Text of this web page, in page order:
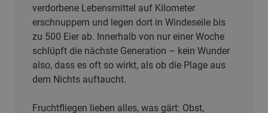
verdorbene Lebensmittel auf Kilometer
erschnuppern und legen dort in Windeseile bis
zu 500 Eier ab. Innerhalb von nur einer Woche
schlüpft die nächste Generation – kein Wunder
also, dass es oft so wirkt, als ob die Plage aus
dem Nichts auftaucht.
Fruchtfliegen lieben alles, was gärt: Obst,